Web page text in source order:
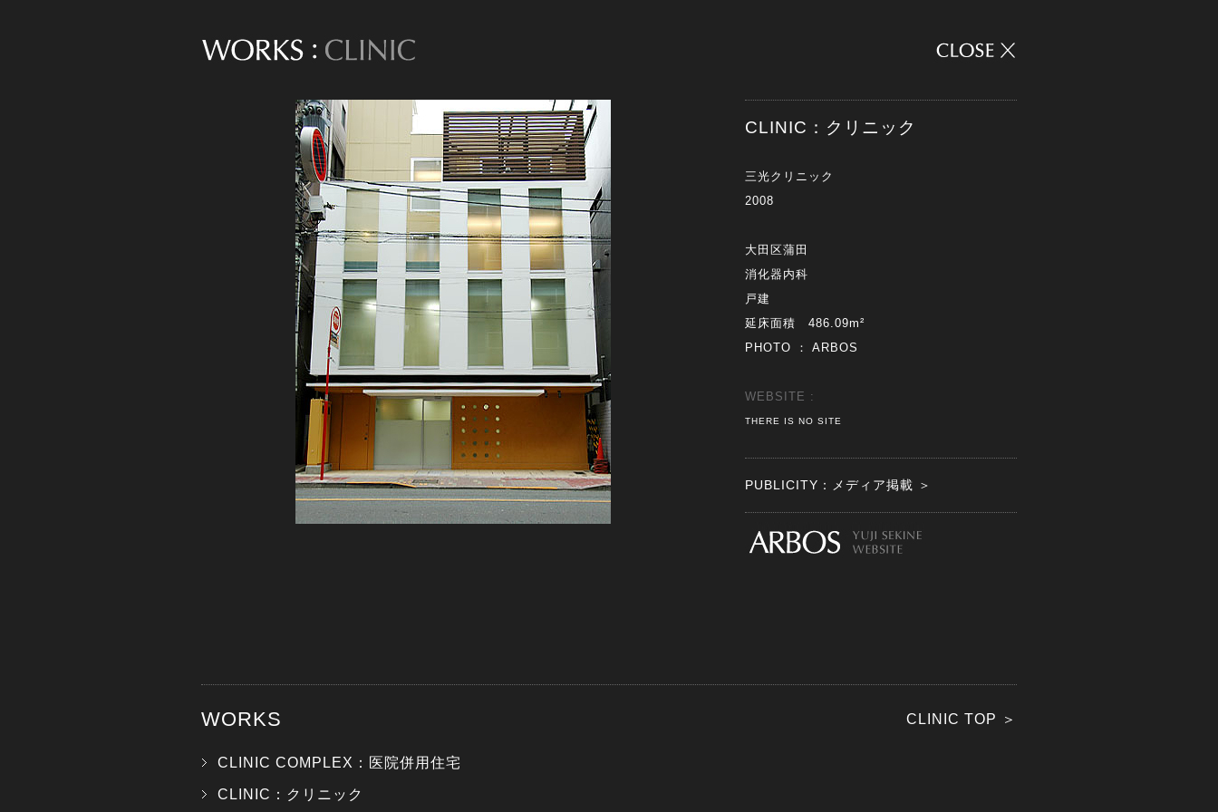
CLINIC：クリニック
三光クリニック
2008
大田区蒲田
消化器内科
戸建
延床面積 486.09m²
PHOTO ： ARBOS
WEBSITE :
THERE IS NO SITE
PUBLICITY：メディア掲載 ＞
WORKS CLINIC TOP ＞
CLINIC COMPLEX：医院併用住宅
CLINIC：クリニック